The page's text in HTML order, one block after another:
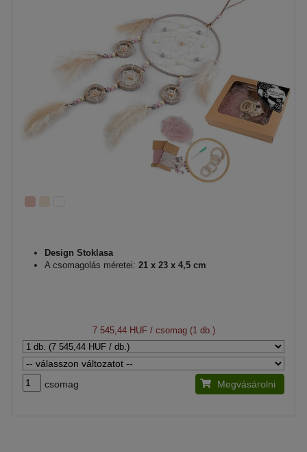
Design Stoklasa
A csomagolás méretei: 21 x 23 x 4,5 cm
7 545,44 HUF/ csomag (1 db.)
csomag Megvásárolni